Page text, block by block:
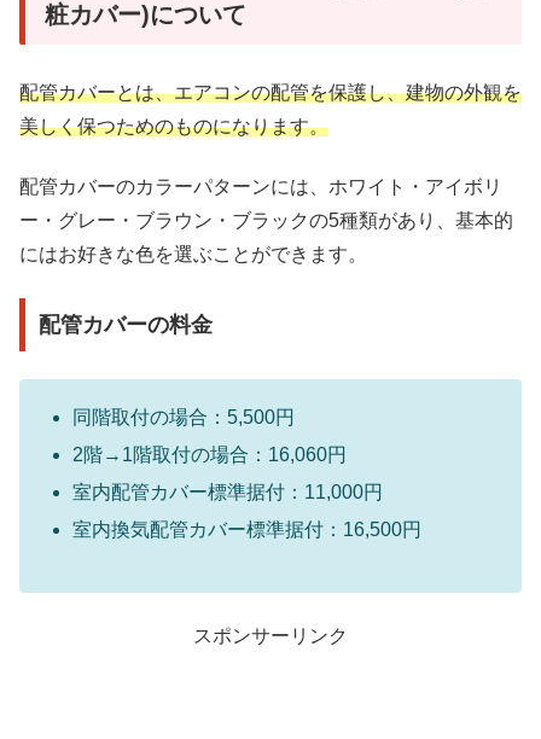
粧カバー)について
配管カバーとは、エアコンの配管を保護し、建物の外観を
美しく保つためのものになります。
配管カバーのカラーパターンには、ホワイト・アイボリ
ー・グレー・ブラウン・ブラックの5種類があり、基本的
にはお好きな色を選ぶことができます。
配管カバーの料金
同階取付の場合：5,500円
2階→1階取付の場合：16,060円
室内配管カバー標準据付：11,000円
室内換気配管カバー標準据付：16,500円
スポンサーリンク